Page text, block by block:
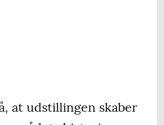
at udstillingen skaber